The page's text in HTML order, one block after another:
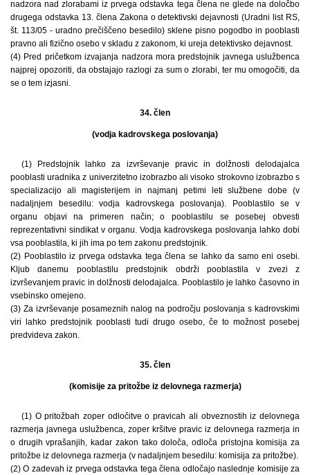
nadzora nad zlorabami iz prvega odstavka tega člena ne glede na določbo
drugega odstavka 13. člena Zakona o detektivski dejavnosti (Uradni list RS,
št. 113/05 - uradno prečiščeno besedilo) sklene pisno pogodbo in pooblasti
pravno ali fizično osebo v skladu z zakonom, ki ureja detektivsko dejavnost.
(4) Pred pričetkom izvajanja nadzora mora predstojnik javnega uslužbenca
najprej opozoriti, da obstajajo razlogi za sum o zlorabi, ter mu omogočiti, da
se o tem izjasni.
34. člen
(vodja kadrovskega poslovanja)
(1) Predstojnik lahko za izvrševanje pravic in dolžnosti delodajalca
pooblasti uradnika z univerzitetno izobrazbo ali visoko strokovno izobrazbo s
specializacijo ali magisterijem in najmanj petimi leti službene dobe (v
nadaljnjem besedilu: vodja kadrovskega poslovanja). Pooblastilo se v
organu objavi na primeren način; o pooblastilu se posebej obvesti
reprezentativni sindikat v organu. Vodja kadrovskega poslovanja lahko dobi
vsa pooblastila, ki jih ima po tem zakonu predstojnik.
(2) Pooblastilo iz prvega odstavka tega člena se lahko da samo eni osebi.
Kljub danemu pooblastilu predstojnik obdrži pooblastila v zvezi z
izvrševanjem pravic in dolžnosti delodajalca. Pooblastilo je lahko časovno in
vsebinsko omejeno.
(3) Za izvrševanje posameznih nalog na področju poslovanja s kadrovskimi
viri lahko predstojnik pooblasti tudi drugo osebo, če to možnost posebej
predvideva zakon.
35. člen
(komisije za pritožbe iz delovnega razmerja)
(1) O pritožbah zoper odločitve o pravicah ali obveznostih iz delovnega
razmerja javnega uslužbenca, zoper kršitve pravic iz delovnega razmerja in
o drugih vprašanjih, kadar zakon tako določa, odloča pristojna komisija za
pritožbe iz delovnega razmerja (v nadaljnjem besedilu: komisija za pritožbe).
(2) O zadevah iz prvega odstavka tega člena odločajo naslednje komisije za